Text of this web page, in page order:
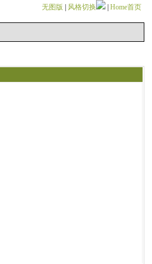
无图版 风格切换 | Home首页